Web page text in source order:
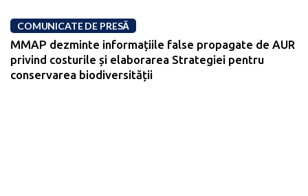
COMUNICATE DE PRESĂ
MMAP dezminte informațiile false propagate de AUR
privind costurile și elaborarea Strategiei pentru
conservarea biodiversității